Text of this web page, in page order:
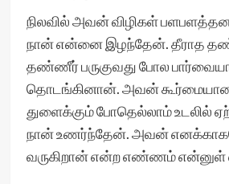
நிலவில் அவன் விழிகள்
நான் என்னை இழந்தேன். தீராத
தண்ணீர் பருகுவது போல
தொடங்கினான். அவன்
துளைக்கும் போதெல்லாம் உடலில்
நான் உணர்ந்தேன். அவன்
வருகிறான் என்ற எண்ணம் என்னுள்